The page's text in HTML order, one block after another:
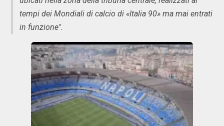
tempi dei Mondiali di calcio di «Italia 90» ma mai entrati
in funzione".